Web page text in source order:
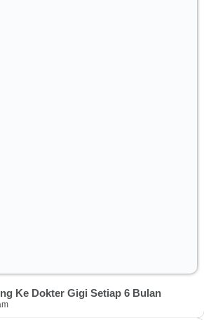
Ke Dokter Gigi Setiap 6 Bulan